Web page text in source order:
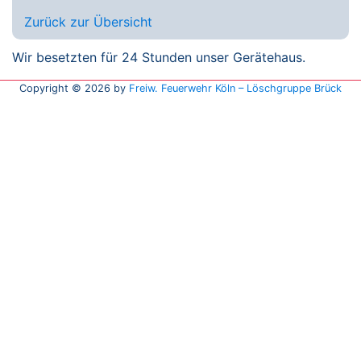
Zurück zur Übersicht
Wir besetzten für 24 Stunden unser Gerätehaus.
Copyright © 2026 by Freiw. Feuerwehr Köln – Löschgruppe Brück